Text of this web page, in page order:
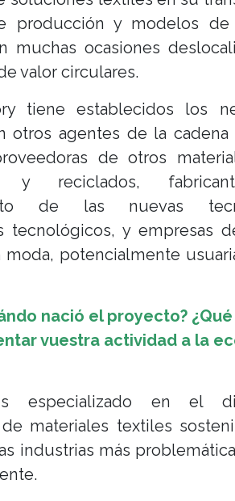
producción y modelos de
muchas ocasiones
valor circulares.
tiene establecidos los
otros agentes de la cadena
de otros
y reciclados,
de las nuevas
tecnológicos, y empresas
potencialmente
nació el proyecto?
vuestra actividad a la
especializado en el
materiales textiles
industrias más